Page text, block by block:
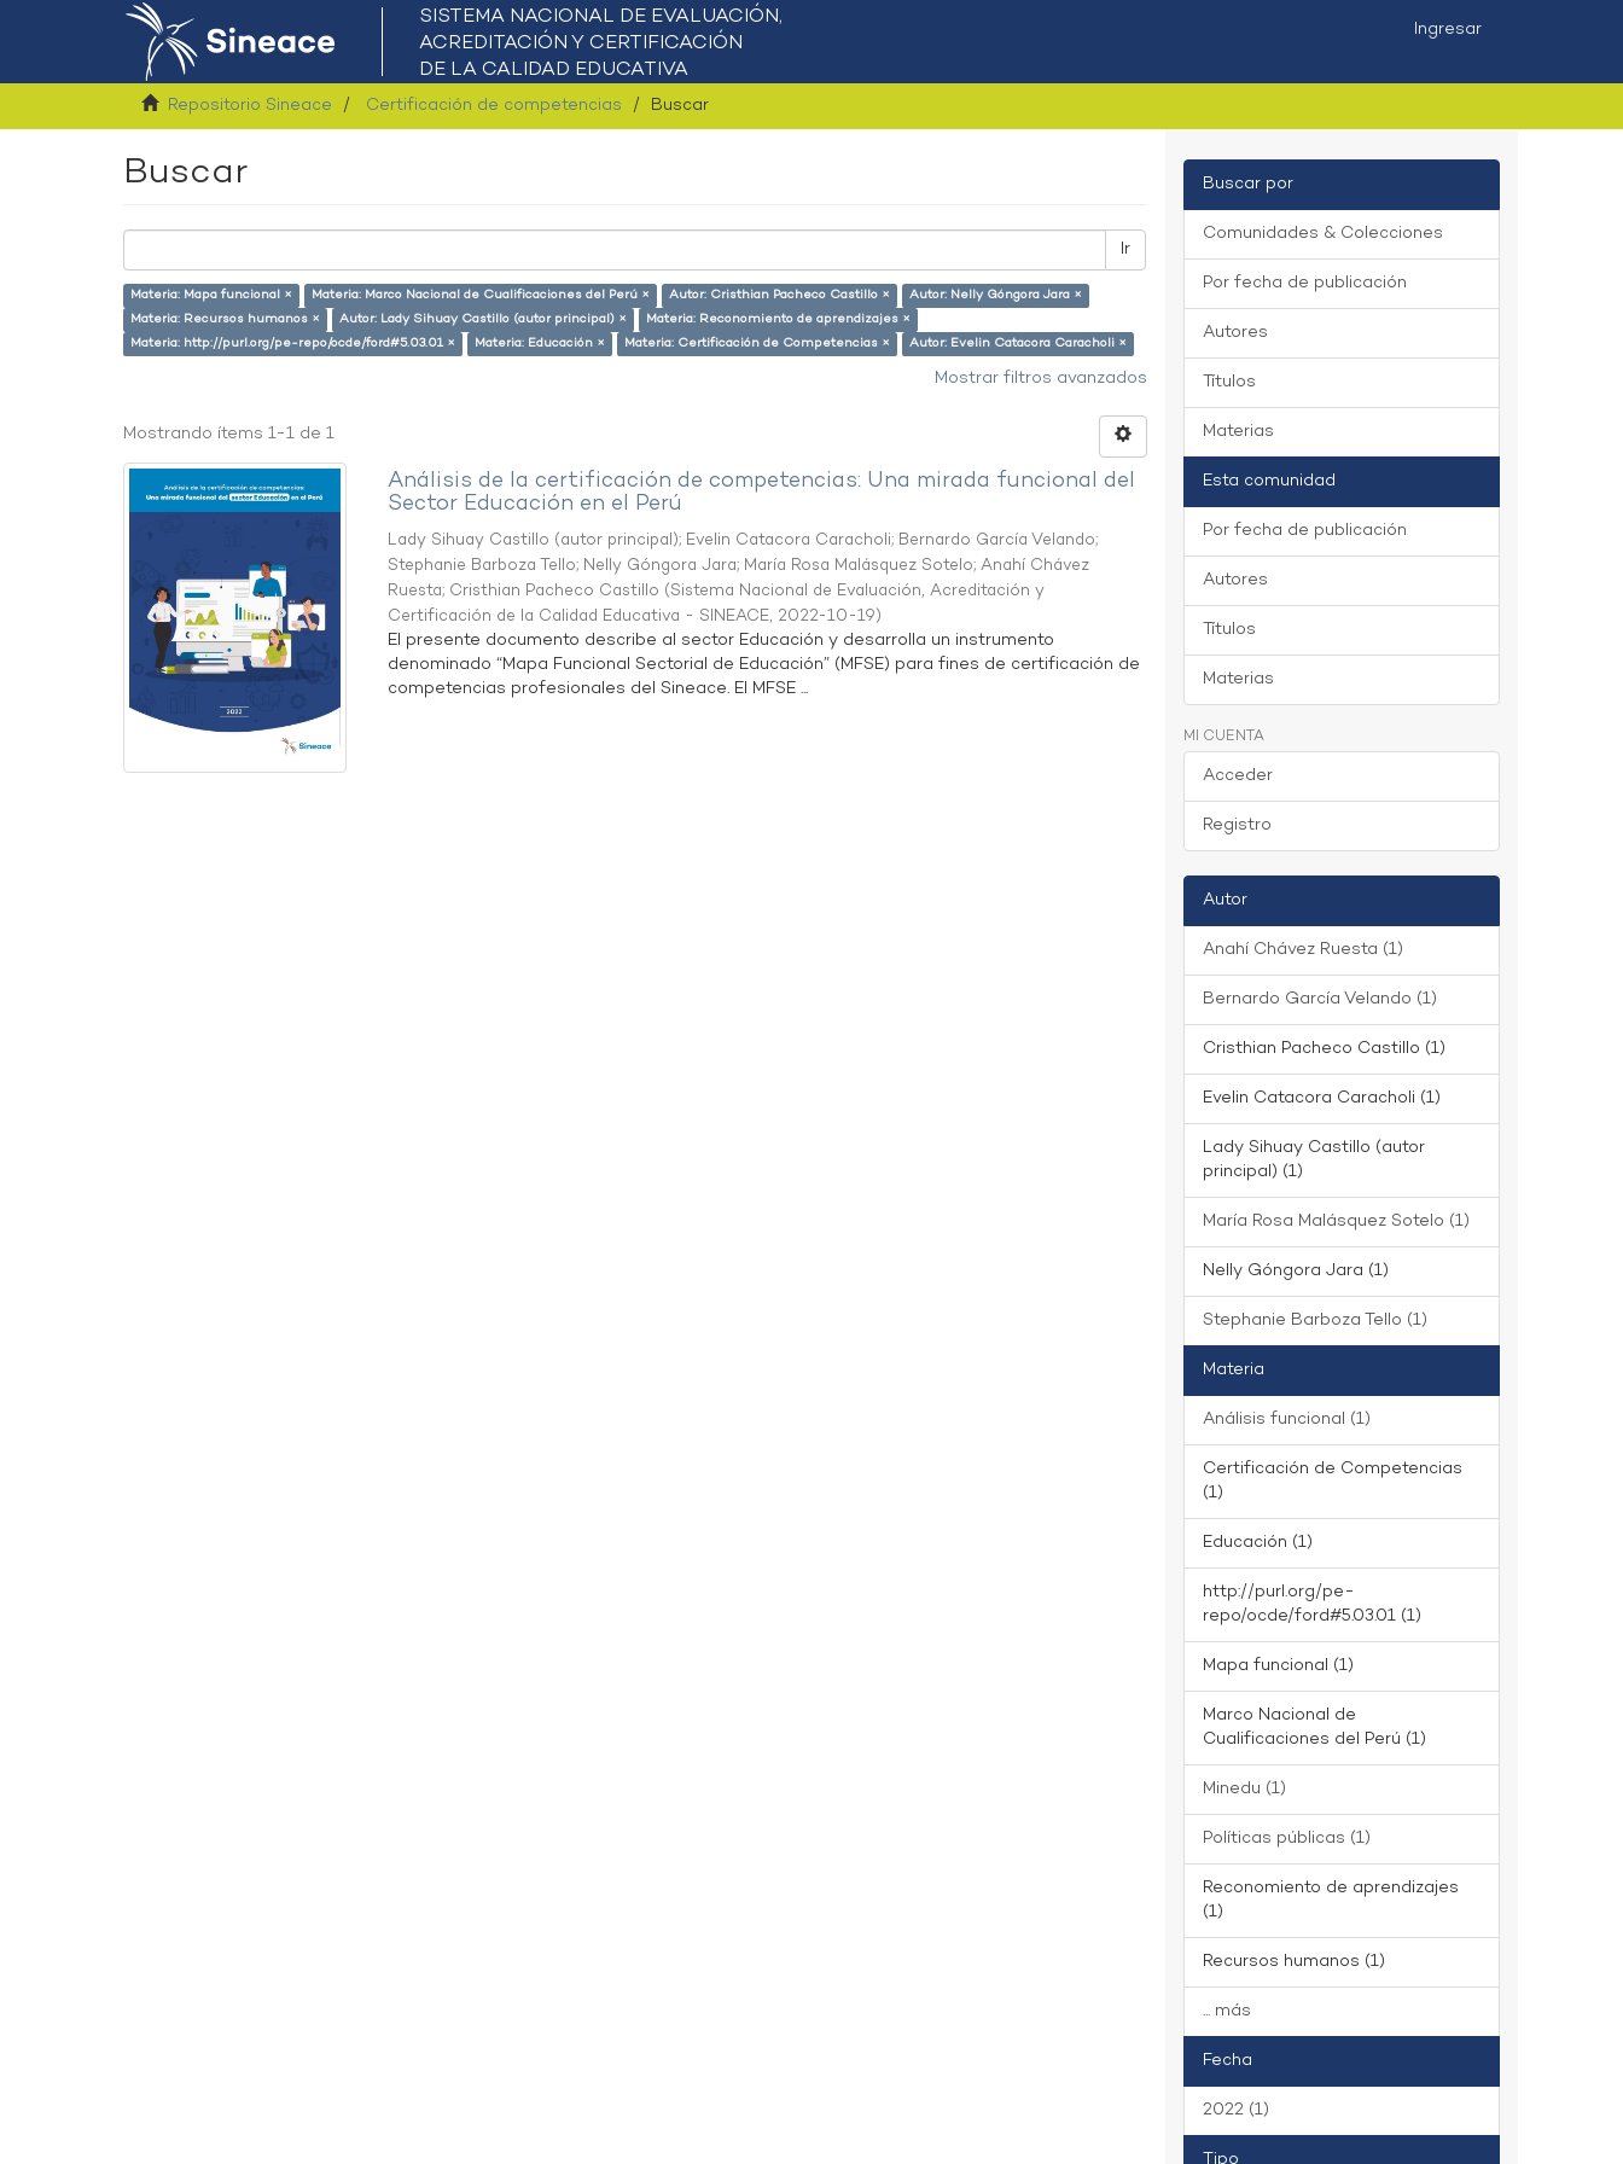
Ingresar
Repositorio Sineace Certificación de competencias Buscar
Buscar
Ir
Materia: Mapa funcional × Materia: Marco Nacional de Cualificaciones del Perú × Autor: Cristhian Pacheco Castillo ×
Autor: Nelly Góngora Jara ×
Materia: Recursos humanos ×
Autor: Lady Sihuay Castillo (autor principal) ×
Materia: Reconomiento de aprendizajes ×
Materia: http://purl.org/pe-repo/ocde/ford#5.03.01 ×
Materia: Educación × Materia: Certificación de Competencias × Autor: Evelin Catacora Caracholi ×
Mostrar filtros avanzados
Mostrando ítems 1-1 de 1
Análisis de la certificación de competencias: Una mirada funcional del
Sector Educación en el Perú
Lady Sihuay Castillo (autor principal); Evelin Catacora Caracholi; Bernardo García Velando;
Stephanie Barboza Tello; Nelly Góngora Jara; María Rosa Malásquez Sotelo;Anahí Chávez
Ruesta; Cristhian Pacheco Castillo (Sistema Nacional de Evaluación, Acreditación y
Certificación de la Calidad Educativa - SINEACE, 2022-10-19)
El presente documento describe al sector Educación y desarrolla un instrumento
denominado “Mapa Funcional Sectorial de Educación” (MFSE) para fines de certificación de
competencias profesionales del Sineace. El MFSE ...
Buscar por
Comunidades & Colecciones
Por fecha de publicación
Autores
Títulos
Materias
Esta comunidad
Por fecha de publicación
Autores
Títulos
Materias
MI CUENTA
Acceder
Registro
Autor
Anahí Chávez Ruesta (1)
Bernardo García Velando (1)
Cristhian Pacheco Castillo (1)
Evelin Catacora Caracholi (1)
Lady Sihuay Castillo (autor
principal) (1)
María Rosa Malásquez Sotelo (1)
Nelly Góngora Jara (1)
Stephanie Barboza Tello (1)
Materia
Análisis funcional (1)
Certificación de Competencias
(1)
Educación (1)
http://purl.org/pe-
repo/ocde/ford#5.03.01 (1)
Mapa funcional (1)
Marco Nacional de
Cualificaciones del Perú (1)
Minedu (1)
Políticas públicas (1)
Reconomiento de aprendizajes
(1)
Recursos humanos (1)
... más
Fecha
2022 (1)